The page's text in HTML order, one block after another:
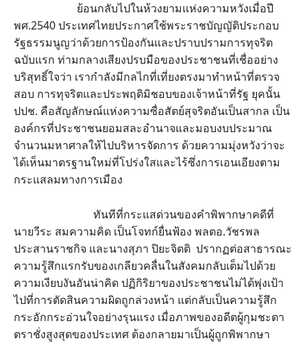
ย้อนกลับไปในห้วงยามแห่งความหวังเมื่อปี
พศ.2540 ประเทศไทยประกาศใช้พระราชบัญญัติประกอบ
รัฐธรรมนูญว่าด้วยการป้องกันและปราบปรามการทุจริต
ฉบับแรก ท่ามกลางเสียงปรบมือของประชาชนที่เชื่ออย่าง
บริสุทธิ์ใจว่า เรากำลังมีกลไกที่เที่ยงตรงมาทำหน้าที่ตรวจ
สอบ การทุจริตและประพฤติมิชอบของเจ้าหน้าที่รัฐ ยุคนั้น
ปปช. คือสัญลักษณ์แห่งความซื่อสัตย์สุจริตอันเป็นสากล เป็น
องค์กรที่ประชาชนยอมสละอำนาจและมอบงบประมาณ
จำนวนมหาศาลให้ไปบริหารจัดการ ด้วยความมุ่งหวังว่าจะ
ได้เห็นมาตรฐานใหม่ที่โปร่งใสและไร้ซึ่งการเอนเอียงตาม
กระแสลมทางการเมือง
ทันทีที่กระแสด่วนของคำพิพากษาคดีที่
นายวีระ สมความคิด เป็นโจทก์ยื่นฟ้อง พลตอ.วัชรพล
ประสานราชกิจ และนางสุภา ปิยะจิตติ ปรากฏต่อสาธารณะ
ความรู้สึกแรกรับของเกลียวคลื่นในสังคมกลับเต็มไปด้วย
ความเงียบงันอันน่าคิด ปฏิกิริยาของประชาชนไม่ได้พุ่งเป้า
ไปที่การตัดสินความผิดถูกล่วงหน้า แต่กลับเป็นความรู้สึก
กระอักกระอ่วนใจอย่างรุนแรง เมื่อภาพของอดีตผู้กุมชะตา
ตราชั่งสูงสุดของประเทศ ต้องกลายมาเป็นผู้ถูกพิพากษา